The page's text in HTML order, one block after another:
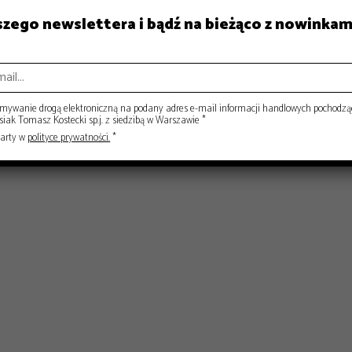
RYNEK
newslettera i bądź na bieżąco z
drogą elektroniczną na podany adres e-mail informacji handlowych
Tomasz Kostecki sp.j. z siedzibą w Warszawie *
wpolityce prywatności.*